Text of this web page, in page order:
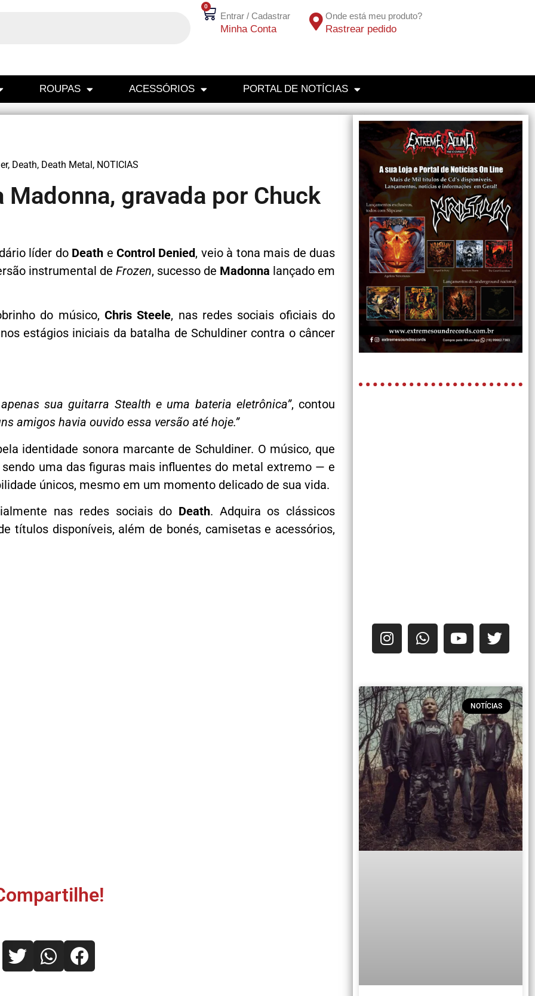
0
Entrar / Cadastrar
Minha Conta
Onde está meu produto?
Rastrear pedido
ROUPAS ACESSÓRIOS PORTAL DE NOTÍCIAS
, Death, Death Metal, NOTICIAS
Madonna, gravada por Chuck
líder do Death e Control Denied, veio à tona mais de duas
instrumental de Frozen, sucesso de Madonna lançado em
do músico,Chris Steele, nas redes sociais oficiais do
estágios iniciais da batalha de Schuldiner contra o câncer
sua guitarra Stealth e uma bateria eletrônica”, contou
amigos havia ouvido essa versão até hoje.”
identidade sonora marcante de Schuldiner. O músico, que
uma das figuras mais influentes do metal extremo — e
únicos, mesmo em um momento delicado de sua vida.
nas redes sociais do Death. Adquira os clássicos
títulos disponíveis, além de bonés, camisetas e acessórios,
NOTÍCIAS